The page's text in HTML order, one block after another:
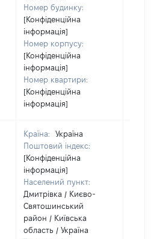
Номер будинку:
[Конфіденційна
інформація]
Номер корпусу:
[Конфіденційна
інформація]
Номер квартири:
[Конфіденційна
інформація]
Країна:
Україна
Поштовий індекс:
[Конфіденційна
інформація]
Населений пункт:
Дмитрівка / Києво-
Святошинський
район / Київська
область / Україна